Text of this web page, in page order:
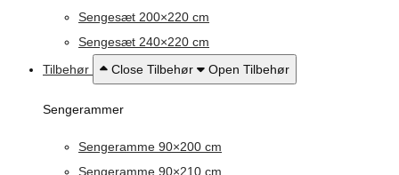
Sengesæt 200×220 cm
Sengesæt 240×220 cm
Tilbehør
Close Tilbehør Open Tilbehør
Sengerammer
Sengeramme 90×200 cm
Sengeramme 90×210 cm